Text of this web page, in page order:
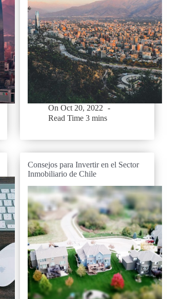
On Oct 20, 2022
Read Time 3 mins
Consejos para Invertir en el Sector
Inmobiliario de Chile